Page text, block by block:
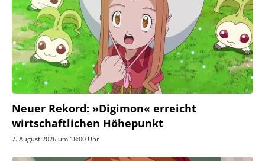
Neuer Rekord: »Digimon« erreicht
wirtschaftlichen Höhepunkt
7. August 2026 um 18:00 Uhr